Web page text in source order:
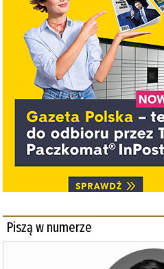
Piszą w numerze